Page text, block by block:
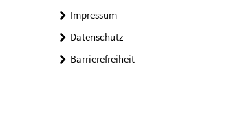
Impressum
Datenschutz
Barrierefreiheit